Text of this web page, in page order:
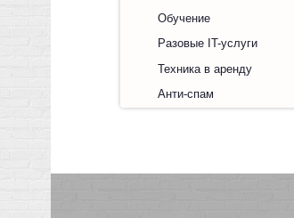
Обучение
Разовые IT-услуги
Техника в аренду
Анти-спам